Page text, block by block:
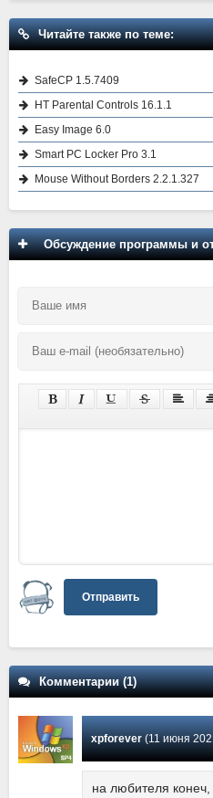
Читайте также по теме:
SafeCP 1.5.7409
HT Parental Controls 16.1.1
Easy Image 6.0
Smart PC Locker Pro 3.1
Mouse Without Borders 2.2.1.327
Обсуждение программы и
Отправить
Комментарии (1)
xpforever(11 июня 2021
на любителя